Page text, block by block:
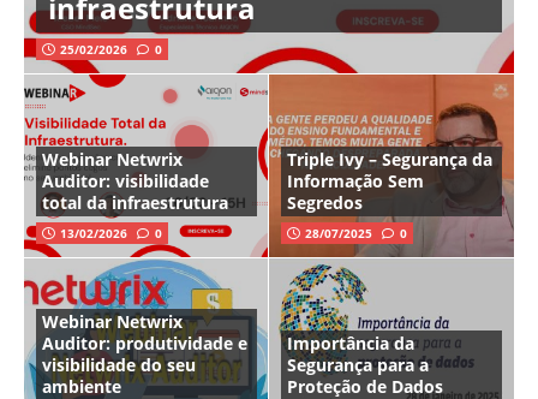
25/02/2026 0
Webinar Netwrix
Auditor: visibilidade
total da infraestrutura
13/02/2026 0
Triple Ivy – Segurança da
Informação Sem
Segredos
28/07/2025 0
Webinar Netwrix
Auditor: produtividade e
visibilidade do seu
ambiente
Importância da
Segurança para a
Proteção de Dados